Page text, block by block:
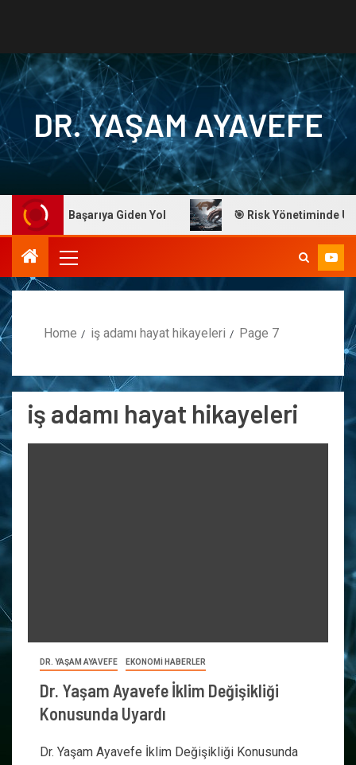
DR. YAŞAM AYAVEFE
Başarıya Giden Yol 🎯 Risk Yönetiminde
Home iş adamı hayat hikayeleri Page 7
iş adamı hayat hikayeleri
DR. YAŞAM AYAVEFE EKONOMİ HABERLER
Dr. Yaşam Ayavefe İklim Değişikliği
Konusunda Uyardı
Dr. Yaşam Ayavefe İklim Değişikliği Konusunda